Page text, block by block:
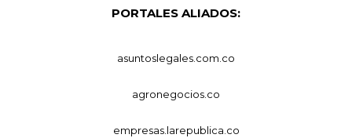
PORTALES ALIADOS:
asuntoslegales.com.co
agronegocios.co
empresas.larepublica.co